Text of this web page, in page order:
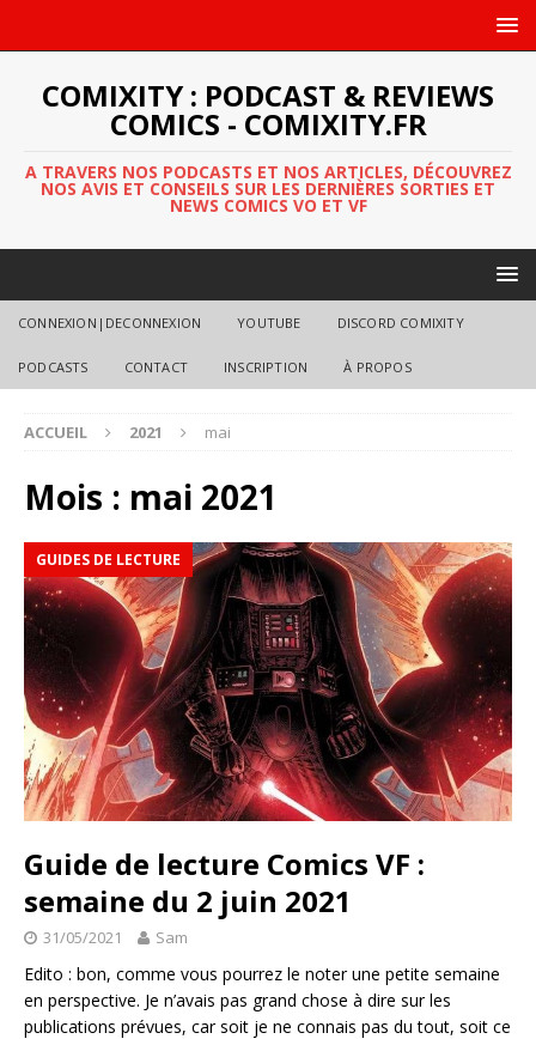
COMIXITY : PODCAST & REVIEWS
COMICS - COMIXITY.FR
A TRAVERS NOS PODCASTS ET NOS ARTICLES, DÉCOUVREZ
NOS AVIS ET CONSEILS SUR LES DERNIÈRES SORTIES ET
NEWS COMICS VO ET VF
CONNEXION|DECONNEXION YOUTUBE DISCORD COMIXITY
PODCASTS CONTACT INSCRIPTION À PROPOS
ACCUEIL 2021 mai
Mois : mai 2021
GUIDES DE LECTURE
Guide de lecture Comics VF :
semaine du 2 juin 2021
31/05/2021 Sam
Edito : bon, comme vous pourrez le noter une petite semaine
en perspective. Je n’avais pas grand chose à dire sur les
publications prévues, car soit je ne connais pas du tout, soit ce